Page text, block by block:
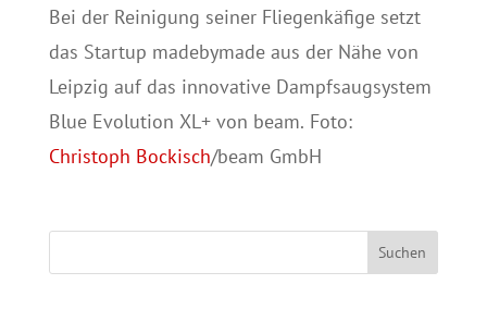
Bei der Reinigung seiner Fliegenkäfige setzt
das Startup madebymade aus der Nähe von
Leipzig auf das innovative Dampfsaugsystem
Blue Evolution XL+ von beam. Foto:
Christoph Bockisch/beam GmbH